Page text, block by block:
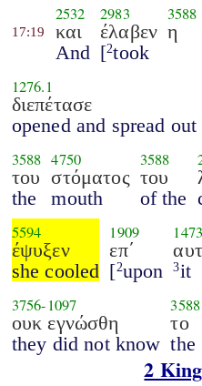
17:19
2532
και
And
2983
έλαβεν
[2took
3588
η
1276.1
διεπέτασε
opened and spread out
3588
του
the
4750
στόματος
mouth
3588
του
of the
5594
έψυξεν
she cooled
1909
επ΄
[2upon
1473
3it
3756-1097
ουκ εγνώσθη
they did not know
3588
το
the
2